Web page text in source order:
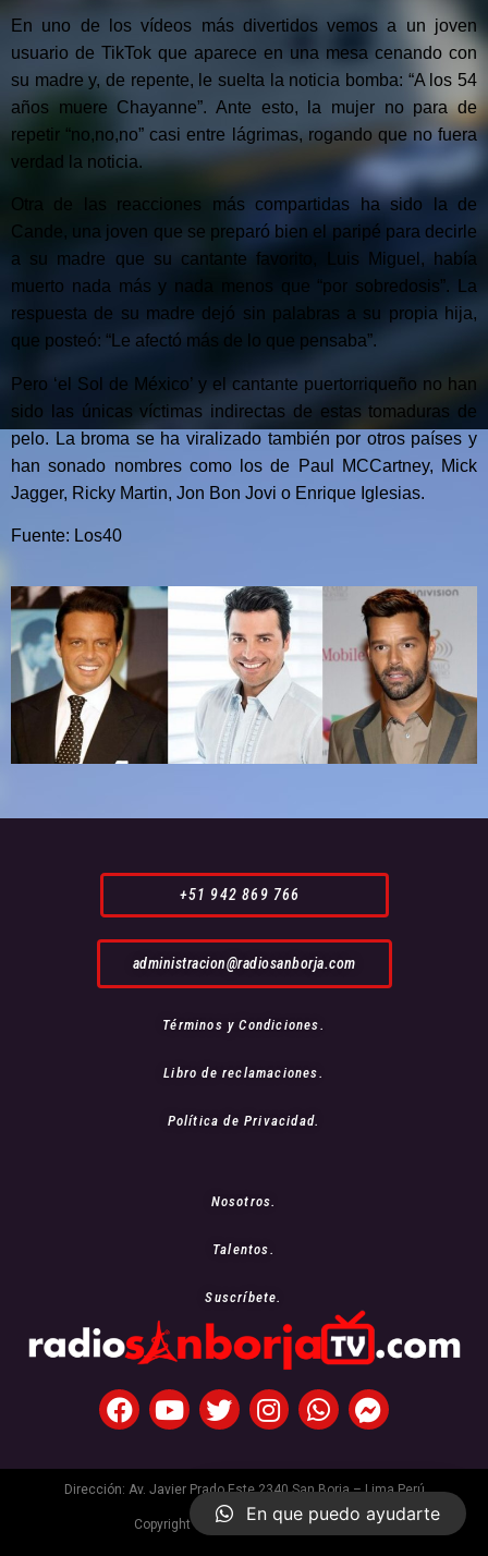
En uno de los vídeos más divertidos vemos a un joven
usuario de TikTok que aparece en una mesa cenando con
su madre y, de repente, le suelta la noticia bomba: “A los 54
años muere Chayanne”. Ante esto, la mujer no para de
repetir “no,no,no” casi entre lágrimas, rogando que no fuera
verdad la noticia.
Otra de las reacciones más compartidas ha sido la de
Cande, una joven que se preparó bien el paripé para decirle
a su madre que su cantante favorito, Luis Miguel, había
muerto nada más y nada menos que “por sobredosis”. La
respuesta de su madre dejó sin palabras a su propia hija,
que posteó: “Le afectó más de lo que pensaba”.
Pero ‘el Sol de México’ y el cantante puertorriqueño no han
sido las únicas víctimas indirectas de estas tomaduras de
pelo. La broma se ha viralizado también por otros países y
han sonado nombres como los de Paul MCCartney, Mick
Jagger, Ricky Martin, Jon Bon Jovi o Enrique Iglesias.
Fuente: Los40
+51 942 869 766
administracion@radiosanborja.com
Términos y Condiciones.
Libro de reclamaciones.
Política de Privacidad.
Nosotros.
Talentos.
Suscríbete.
Dirección: Av. Javier Prado Este 2340 San Borja – Lima Perú
Copyright © 2021 Radio San Borja Tv
En que puedo ayudarte